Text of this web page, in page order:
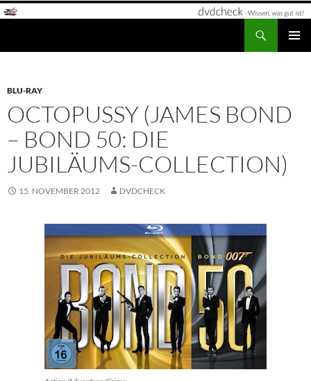
Zum
BLU-RAY
OCTOPUSSY (JAMES BOND
– BOND 50: DIE
JUBILÄUMS-COLLECTION)
15. NOVEMBER 2012 DVDCHECK